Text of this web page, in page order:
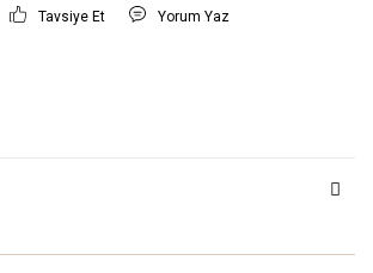
Tavsiye Et Yorum Yaz